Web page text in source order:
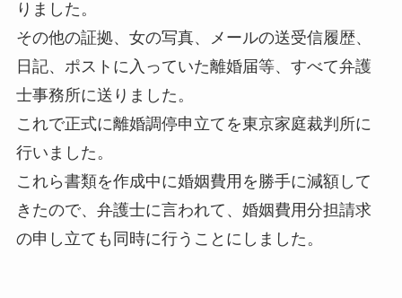
りました。
その他の証拠、女の写真、メールの送受信履歴、
日記、ポストに入っていた離婚届等、すべて弁護
士事務所に送りました。
これで正式に離婚調停申立てを東京家庭裁判所に
行いました。
これら書類を作成中に婚姻費用を勝手に減額して
きたので、弁護士に言われて、婚姻費用分担請求
の申し立ても同時に行うことにしました。